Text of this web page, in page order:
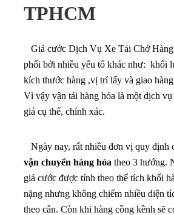
TPHCM
Giá cước Dịch Vụ Xe Tải Chở
phối bởi nhiều yếu tố khác như: khối
kích thước hàng ,vị trí lấy và giao
Vì vậy vận tải hàng hóa là một dịch
giá cụ thể, chính xác.
Ngày nay, rất nhiều đơn vị quy định
vận chuyển hàng hóa theo 3 hướng.
giá cước được tính theo thể tích khối
nặng nhưng không chiếm nhiều diện
theo cân. Còn khi hàng cồng kềnh sẽ